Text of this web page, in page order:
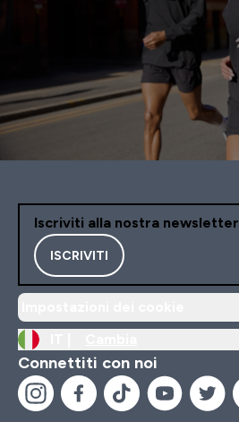
Iscriviti alla nostra newsletter
ISCRIVITI
Connettiti con noi